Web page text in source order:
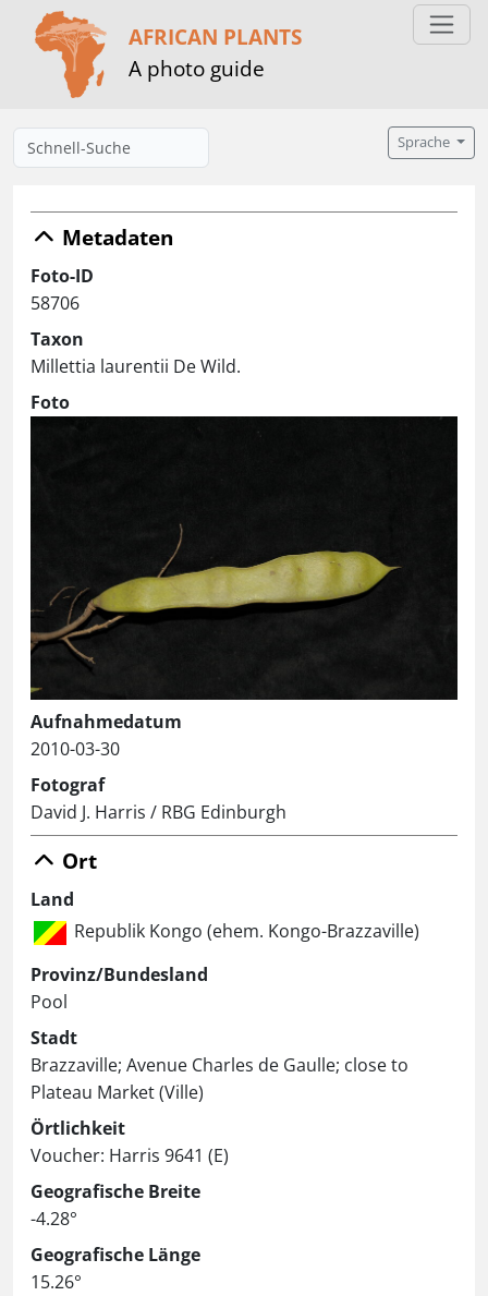
AFRICAN PLANTS
A photo guide
Sprache
Metadaten
Foto-ID
58706
Taxon
Millettia laurentii De Wild.
Foto
Aufnahmedatum
2010-03-30
Fotograf
David J. Harris / RBG Edinburgh
Ort
Land
Republik Kongo (ehem. Kongo-Brazzaville)
Provinz/Bundesland
Pool
Stadt
Brazzaville; Avenue Charles de Gaulle; close to
Plateau Market (Ville)
Örtlichkeit
Voucher: Harris 9641 (E)
Geografische Breite
-4.28°
Geografische Länge
15.26°